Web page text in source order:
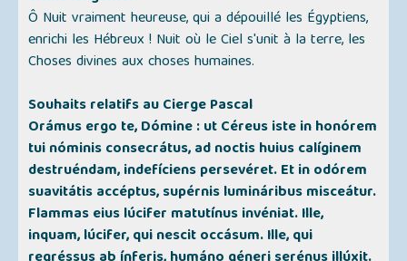
Ô Nuit vraiment heureuse, qui a dépouillé les Égyptiens,
enrichi les Hébreux ! Nuit où le Ciel s'unit à la terre, les
Choses divines aux choses humaines.
Souhaits relatifs au Cierge Pascal
Orámus ergo te, Dómine : ut Céreus iste in honórem
tui nóminis consecrátus, ad noctis huius calíginem
destruéndam, indefíciens persevéret. Et in odórem
suavitátis accéptus, supérnis lumináribus misceátur.
Flammas eius lúcifer matutínus invéniat. Ille,
inquam, lúcifer, qui nescit occásum. Ille, qui